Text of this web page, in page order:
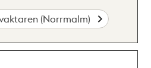
(Norrmalm)